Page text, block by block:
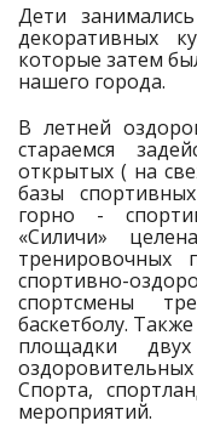
Дети
декоративных
которые затем
нашего города.
В летней
стараемся
открытых ( на
базы
горно -
«Силичи»
тренировочных
спортивно-
спортсмены
баскетболу.
площадки
Спорта,
мероприятий.